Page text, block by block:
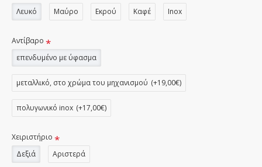
Λευκό
Μαύρο Εκρού Καφέ Inox
Αντίβαρο
επενδυμένο με ύφασμα
μεταλλικό, στο χρώμα του μηχανισμού (+19,00€)
πολυγωνικό inox (+17,00€)
Χειριστήριο
Δεξιά
Αριστερά